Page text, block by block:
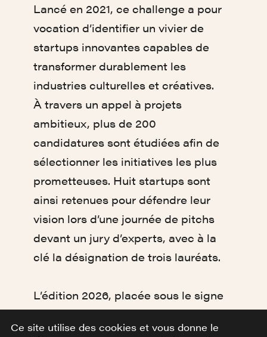
Lancé en 2021, ce challenge a pour
vocation d’identifier un vivier de
startups innovantes capables de
transformer durablement les
industries culturelles et créatives.
À travers un appel à projets
ambitieux, plus de 200
candidatures sont étudiées afin de
sélectionner les initiatives les plus
prometteuses. Huit startups sont
ainsi retenues pour défendre leur
vision lors d’une journée de pitchs
devant un jury d’experts, avec à la
clé la désignation de trois lauréats.
L’édition 2026, placée sous le signe
de“Revolutionizing the Creative
Industries through Innovation”,
Ce site utilise des cookies et vous donne le